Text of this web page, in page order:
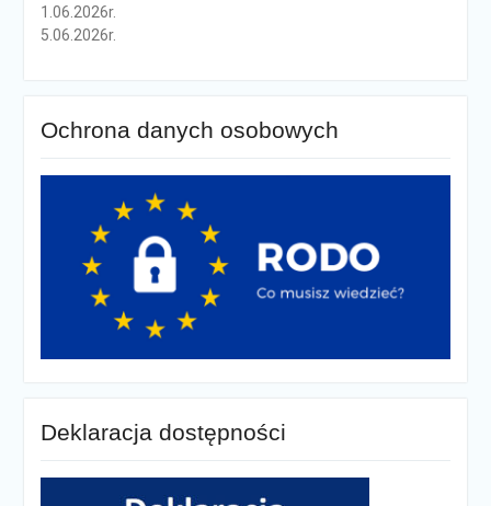
1.06.2026r.
5.06.2026r.
Ochrona danych osobowych
Deklaracja dostępności